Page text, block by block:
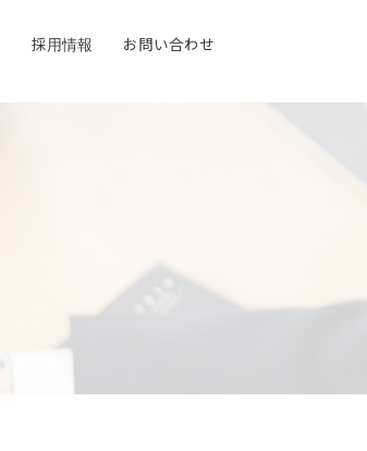
採用情報
採用情報 お問い合わせ
お問い合わせ